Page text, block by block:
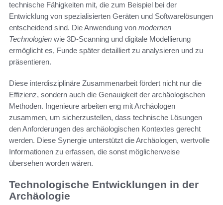
technische Fähigkeiten mit, die zum Beispiel bei der
Entwicklung von spezialisierten Geräten und Softwarelösungen
entscheidend sind. Die Anwendung von modernen
Technologien wie 3D-Scanning und digitale Modellierung
ermöglicht es, Funde später detailliert zu analysieren und zu
präsentieren.
Diese interdisziplinäre Zusammenarbeit fördert nicht nur die
Effizienz, sondern auch die Genauigkeit der archäologischen
Methoden. Ingenieure arbeiten eng mit Archäologen
zusammen, um sicherzustellen, dass technische Lösungen
den Anforderungen des archäologischen Kontextes gerecht
werden. Diese Synergie unterstützt die Archäologen, wertvolle
Informationen zu erfassen, die sonst möglicherweise
übersehen worden wären.
Technologische Entwicklungen in der
Archäologie